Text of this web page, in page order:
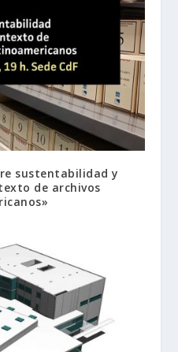
sustentabilidad y
de archivos